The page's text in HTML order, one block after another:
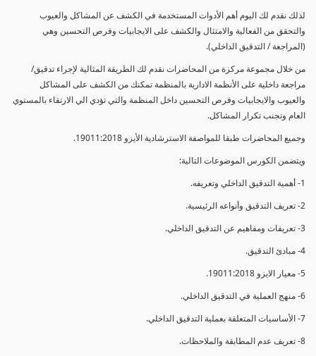
لذلك نقدم لك اليوم أهم الأدوات المستخدمة في الكشف عن المشاكل والعيوب
والتحقق من الفعالية والامتثال والكشف على الايجابيات وفرص التحسين وهي
(المراجعة / التدقيق الداخلي).
من خلال مجموعة مركزة من المحاضرات نقدم لك الطريقة المثالية لإجراء تدقيق/
مراجعة داخلية على الأنظمة الادارية بالمنظمة تمكنك من الكشف على المشاكل
والعيوب والايجابيات وفرص التحسين داخل المنظمة والتي تؤدي الي الارتقاء بالمستوي
العام وتجنب تكرار المشاكل.
وجميع المحاضرات طبقا للمواصفة الاسترشادية الأيزو 19011:2018.
ويتضمن الكورس الموضوعات التالية:
1- أهمية التدقيق الداخلي وتعريفه.
2- تعريف التدقيق وأنواعه الرئيسية.
3- تعريفات ومفاهيم عن التدقيق الداخلي.
4- مبادئ التدقيق.
5- معيار الايزو 19011:2018.
6- منهج العملية في التدقيق الداخلي.
7- الأساسيات المتعلقة بعملية التدقيق الداخلي.
8- تعريف عدم المطابقة والملاحظات.